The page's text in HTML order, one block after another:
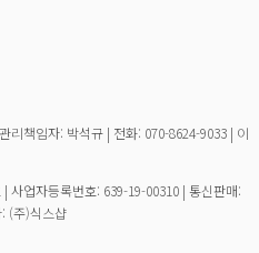
리책임자: 박석규 | 전화: 070-8624-9033 | 이
사업자등록번호: 639-19-00310 | 통신판매:
(주)식스샵